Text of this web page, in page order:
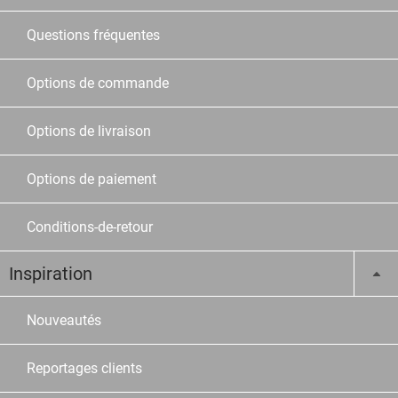
Questions fréquentes
Options de commande
Options de livraison
Options de paiement
Conditions-de-retour
Inspiration
Nouveautés
Reportages clients